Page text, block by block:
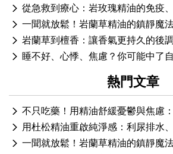
從急救到療心：岩玫瑰精油的免疫
一聞就放鬆！岩蘭草精油的鎮靜魔
岩蘭草到檀香：讓香氣更持久的後
睡不好、心悸、焦慮？你可能中了
熱門文章
不只吃藥！用精油舒緩憂鬱與焦慮
用杜松精油重啟純淨感：利尿排水
一聞就放鬆！岩蘭草精油的鎮靜魔